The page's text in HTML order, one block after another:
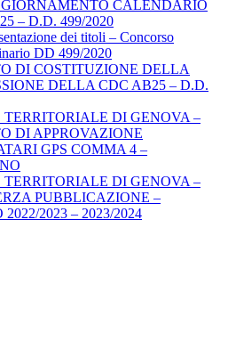
CALENDARIO
– D.D. 499/2020
dei titoli – Concorso
DD 499/2020
DI COSTITUZIONE DELLA
DELLA CDC AB25 – D.D.
DI GENOVA –
DI APPROVAZIONE
GPS COMMA 4 –
DI GENOVA –
PUBBLICAZIONE –
2023 – 2023/2024